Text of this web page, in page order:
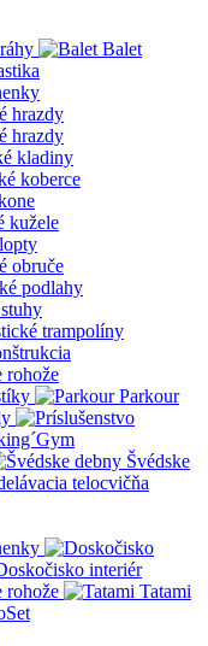
Balet
hrazdy
hrazdy
kladiny
koberce
kužele
obruče
podlahy
trampolíny
rohože
Parkour
Švédske
interiér
rohože
Tatami